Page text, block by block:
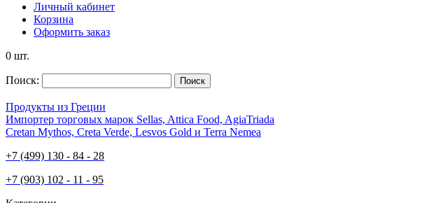
Личный кабинет
Корзина
Оформить заказ
0 шт.
Поиск: Поиск
Продукты из Греции
Импортер торговых марок Sellas, Attica Food, AgiaTriada
Cretan Mythos, Creta Verde, Lesvos Gold и Terra Nemea
+7 (499) 130 - 84 - 28
+7 (903) 102 - 11 - 95